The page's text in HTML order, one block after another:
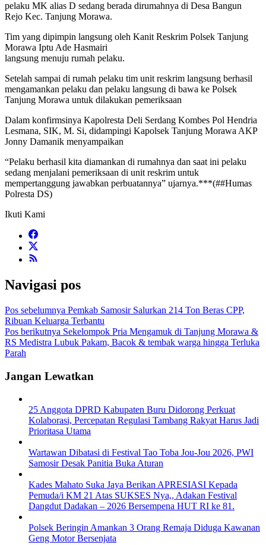
pelaku MK alias D sedang berada dirumahnya di Desa Bangun
Rejo Kec. Tanjung Morawa.
Tim yang dipimpin langsung oleh Kanit Reskrim Polsek Tanjung
Morawa Iptu Ade Hasmairi
langsung menuju rumah pelaku.
Setelah sampai di rumah pelaku tim unit reskrim langsung berhasil
mengamankan pelaku dan pelaku langsung di bawa ke Polsek
Tanjung Morawa untuk dilakukan pemeriksaan
Dalam konfirmsinya Kapolresta Deli Serdang Kombes Pol Hendria
Lesmana, SIK, M. Si, didampingi Kapolsek Tanjung Morawa AKP
Jonny Damanik menyampaikan
“Pelaku berhasil kita diamankan di rumahnya dan saat ini pelaku
sedang menjalani pemeriksaan di unit reskrim untuk
mempertanggung jawabkan perbuatannya” ujarnya.***(##Humas
Polresta DS)
Ikuti Kami
Navigasi pos
Pos sebelumnya Pemkab Samosir Salurkan 214 Ton Beras CPP,
Ribuan Keluarga Terbantu
Pos berikutnya Sekelompok Pria Mengamuk di Tanjung Morawa &
RS Medistra Lubuk Pakam, Bacok & tembak warga hingga Terluka
Parah
Jangan Lewatkan
25 Anggota DPRD Kabupaten Buru Didorong Perkuat
Kolaborasi, Percepatan Regulasi Tambang Rakyat Harus Jadi
Prioritasa Utama
Wartawan Dibatasi di Festival Tao Toba Jou-Jou 2026, PWI
Samosir Desak Panitia Buka Aturan
Kades Mahato Suka Jaya Berikan APRESIASI Kepada
Pemuda/i KM 21 Atas SUKSES Nya,, Adakan Festival
Dangdut Dadakan – 2026 Bersempena HUT RI ke 81.
Polsek Beringin Amankan 3 Orang Remaja Diduga Kawanan
Geng Motor Bersenjata